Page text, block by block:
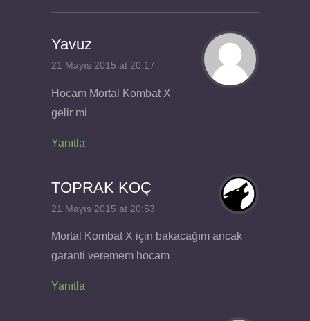
Yavuz
21 Mayıs 2015 at 20:17
Hocam Mortal Kombat X
gelir mi
Yanıtla
TOPRAK KOÇ
21 Mayıs 2015 at 20:53
Mortal Kombat X için bakacağım ancak
garanti veremem hocam
Yanıtla